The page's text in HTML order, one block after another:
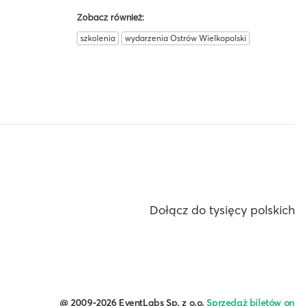
Zobacz również:
szkolenia wydarzenia Ostrów Wielkopolski
Dołącz do tysięcy
@ 2009-2026 EventLabs Sp. z o.o.Sprzedaż biletów